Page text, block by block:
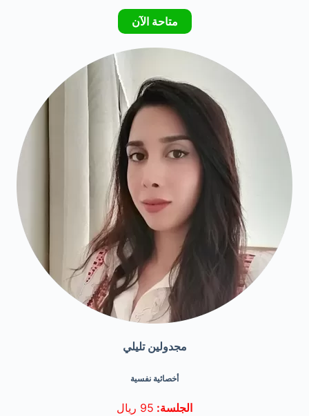
متاحة الآن
مجدولين تليلي
أخصائية نفسية
الجلسة: 95 ريال